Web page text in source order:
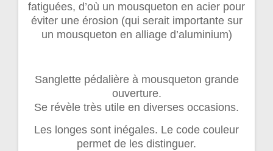
fatiguées, d’où un mousqueton en acier pour
éviter une érosion (qui serait importante sur
un mousqueton en alliage d’aluminium)
Sanglette pédalière à mousqueton grande
ouverture.
Se révèle très utile en diverses occasions.
Les longes sont inégales. Le code couleur
permet de les distinguer.